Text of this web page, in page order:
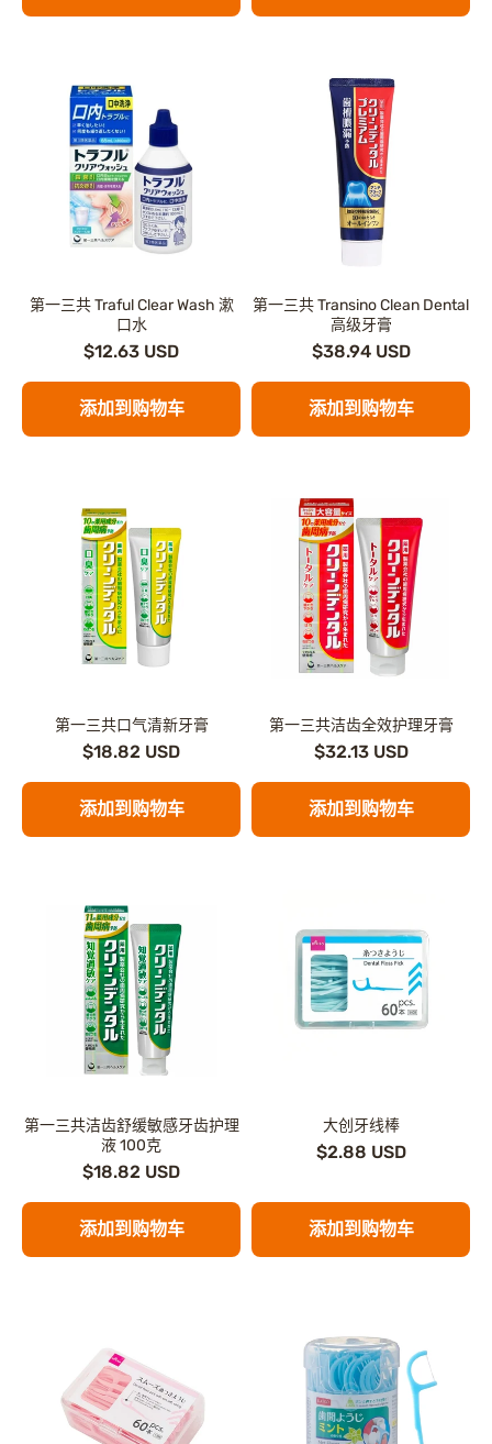
第一三共 Traful Clear Wash 漱
口水
$12.63 USD
添加到购物车
第一三共 Transino Clean Dental
高级牙膏
$38.94 USD
添加到购物车
第一三共口气清新牙膏
$18.82 USD
添加到购物车
第一三共洁齿全效护理牙膏
$32.13 USD
添加到购物车
第一三共洁齿舒缓敏感牙齿护理
液 100克
$18.82 USD
添加到购物车
大创牙线棒
$2.88 USD
添加到购物车